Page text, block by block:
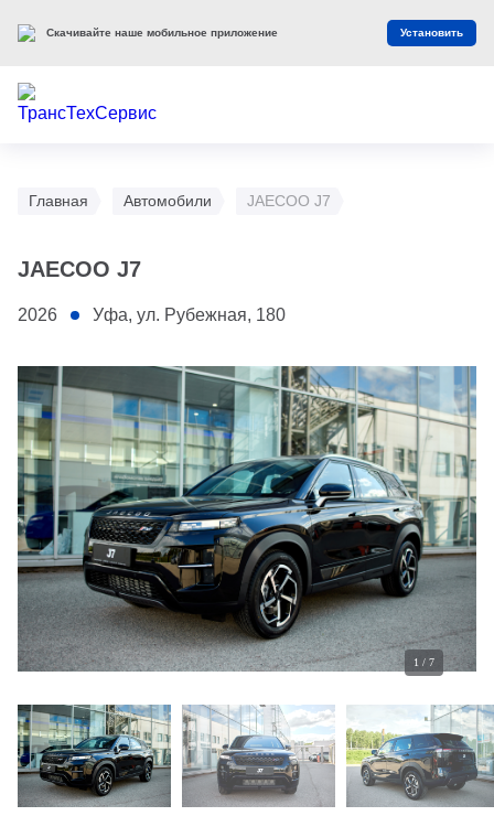
Главная Автомобили JAECOO J7
JAECOO J7
2026 Уфа, ул. Рубежная, 180
1 / 7
Скачивайте наше мобильное приложение Установить